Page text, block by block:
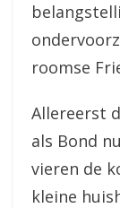
roomse
Allereerst
als Bond
vieren de
kleine